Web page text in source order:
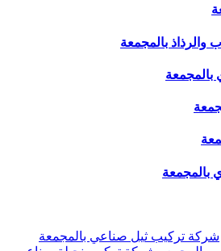
بالمجمعة
شركة تركيب ثيل صناعي بالمجمعة